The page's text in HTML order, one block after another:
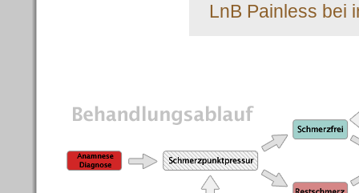
LnB Painless bei